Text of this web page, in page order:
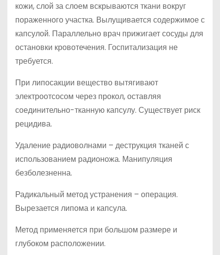
кожи, слой за слоем вскрываются ткани вокруг
пораженного участка. Вылущивается содержимое с
капсулой. Параллельно врач прижигает сосуды для
остановки кровотечения. Госпитализация не
требуется.
При липосакции вещество вытягивают
электроотсосом через прокол, оставляя
соединительно-тканную капсулу. Существует риск
рецидива.
Удаление радиоволнами – деструкция тканей с
использованием радионожа. Манипуляция
безболезненна.
Радикальный метод устранения – операция.
Вырезается липома и капсула.
Метод применяется при большом размере и
глубоком расположении.